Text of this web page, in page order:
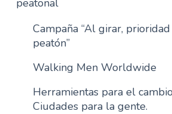
peatonal
Campaña “Al girar, prioridad
peatón”
Walking Men Worldwide
Herramientas para el
Ciudades para la gente.